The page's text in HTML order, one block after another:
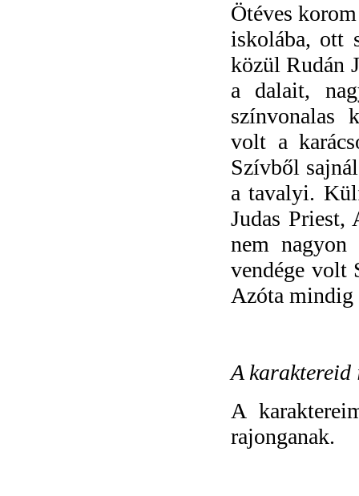
Ötéves
iskolába, ott
közül Rudán
a dalait,
színvonalas
volt a
Szívből
a tavalyi.
Judas Priest,
nem nagyon
vendége volt
Azóta mindig
A
A
rajonganak.